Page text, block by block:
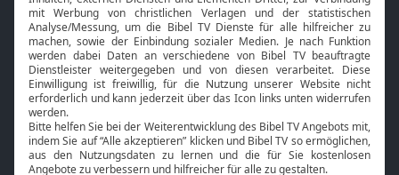
Bibelthek Online-Bibel
Nächster Gottesdienst
Bibel TV
Über uns
Jobs
Service
Kontakt
TV-Empfang